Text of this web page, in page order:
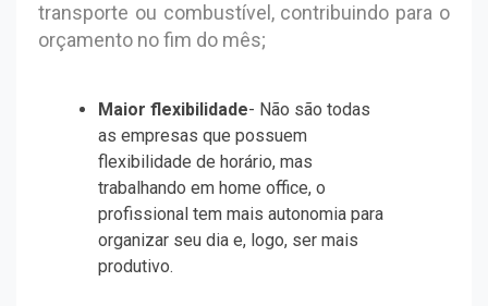
transporte ou combustível, contribuindo para o
orçamento no fim do mês;
Maior flexibilidade- Não são todas
as empresas que possuem
flexibilidade de horário, mas
trabalhando em home office, o
profissional tem mais autonomia para
organizar seu dia e, logo, ser mais
produtivo.